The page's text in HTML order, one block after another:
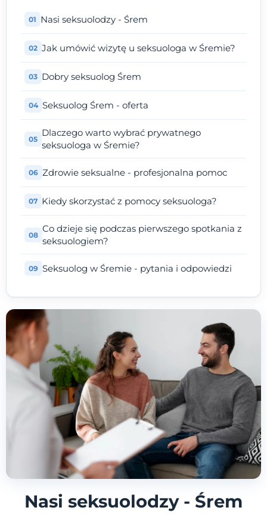
Nasi seksuolodzy - Śrem
Jak umówić wizytę u seksuologa w Śremie?
Dobry seksuolog Śrem
Seksuolog Śrem - oferta
Dlaczego warto wybrać prywatnego
seksuologa w Śremie?
Zdrowie seksualne - profesjonalna pomoc
Kiedy skorzystać z pomocy seksuologa?
Co dzieje się podczas pierwszego spotkania z
seksuologiem?
Seksuolog w Śremie - pytania i odpowiedzi
Nasi seksuolodzy - Śrem